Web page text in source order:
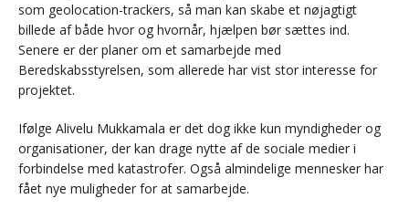
som geolocation-trackers, så man kan skabe et nøjagtigt
billede af både hvor og hvornår, hjælpen bør sættes ind.
Senere er der planer om et samarbejde med
Beredskabsstyrelsen, som allerede har vist stor interesse for
projektet.
Ifølge Alivelu Mukkamala er det dog ikke kun myndigheder og
organisationer, der kan drage nytte af de sociale medier i
forbindelse med katastrofer. Også almindelige mennesker har
fået nye muligheder for at samarbejde.